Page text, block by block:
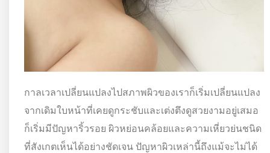
กาลเวลาเปลี่ยนแปลงไปสภาพผิวของเราก็เริ่มเปลี่ยนแปลง
จากเดิมใบหน้าที่เคยดูกระชับและเต่งตึงดูสวยงามอยู่เสมอ
ก็เริ่มมีปัญหาริ้วรอย ผิวหย่อนคล้อยและความเหี่ยวย่นชนิด
ที่สังเกตเห็นได้อย่างชัดเจน ปัญหาผิวเหล่านี้ถึงแม้จะไม่ได้